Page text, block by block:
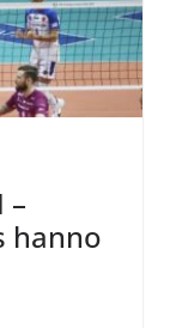
–
hanno